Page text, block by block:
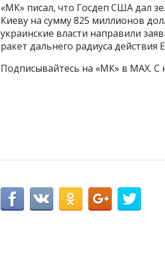
«МК» писал, что Госдеп США дал
Киеву на сумму 825 миллионов
украинские власти направили
ракет дальнего радиуса действия
Подписывайтесь на «МК» в MAX. С